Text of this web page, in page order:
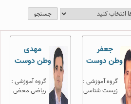
جعفر
وطن دوست
گروه آموزشی :
زيست شناسي
مهدی
وطن دوست
گروه آموزشی :
ریاضی محض